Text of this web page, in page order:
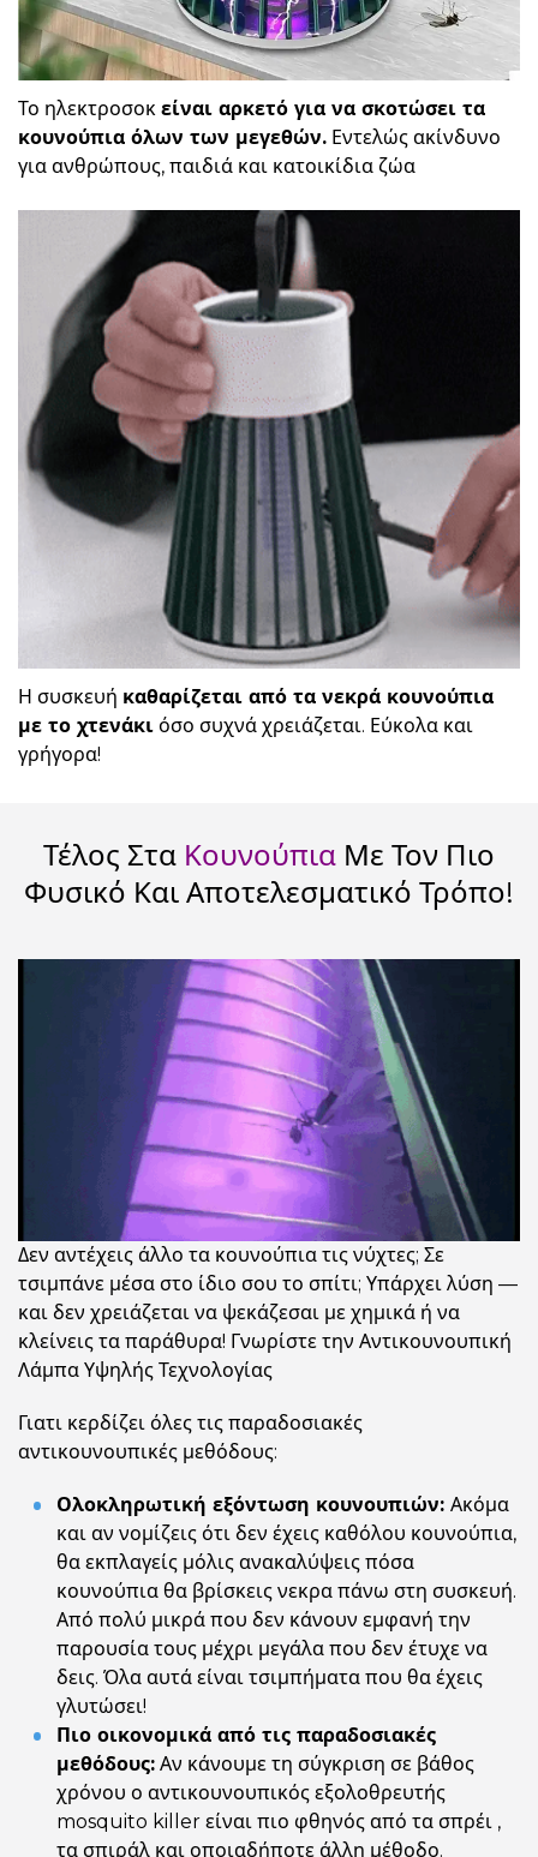
Το ηλεκτροσοκ είναι αρκετό για να σκοτώσει τα
κουνούπια όλων των μεγεθών. Εντελώς ακίνδυνο
για ανθρώπους, παιδιά και κατοικίδια ζώα
Η συσκευή καθαρίζεται από τα νεκρά κουνούπια
με το χτενάκι όσο συχνά χρειάζεται. Εύκολα και
γρήγορα!
Τέλος Στα Κουνούπια Με Τον Πιο
Φυσικό Και Αποτελεσματικό Τρόπο!
Δεν αντέχεις άλλο τα κουνούπια τις νύχτες; Σε
τσιμπάνε μέσα στο ίδιο σου το σπίτι; Υπάρχει λύση —
και δεν χρειάζεται να ψεκάζεσαι με χημικά ή να
κλείνεις τα παράθυρα! Γνωρίστε την Αντικουνουπική
Λάμπα Υψηλής Τεχνολογίας
Γιατι κερδίζει όλες τις παραδοσιακές
αντικουνουπικές μεθόδους:
Ολοκληρωτική εξόντωση κουνουπιών: Ακόμα
και αν νομίζεις ότι δεν έχεις καθόλου κουνούπια,
θα εκπλαγείς μόλις ανακαλύψεις πόσα
κουνούπια θα βρίσκεις νεκρα πάνω στη συσκευή.
Από πολύ μικρά που δεν κάνουν εμφανή την
παρουσία τους μέχρι μεγάλα που δεν έτυχε να
δεις. Όλα αυτά είναι τσιμπήματα που θα έχεις
γλυτώσει!
Πιο οικονομικά από τις παραδοσιακές
μεθόδους: Αν κάνουμε τη σύγκριση σε βάθος
χρόνου ο αντικουνουπικός εξολοθρευτής
mosquito killer είναι πιο φθηνός από τα σπρέι ,
τα σπιράλ και οποιαδήποτε άλλη μέθοδο.